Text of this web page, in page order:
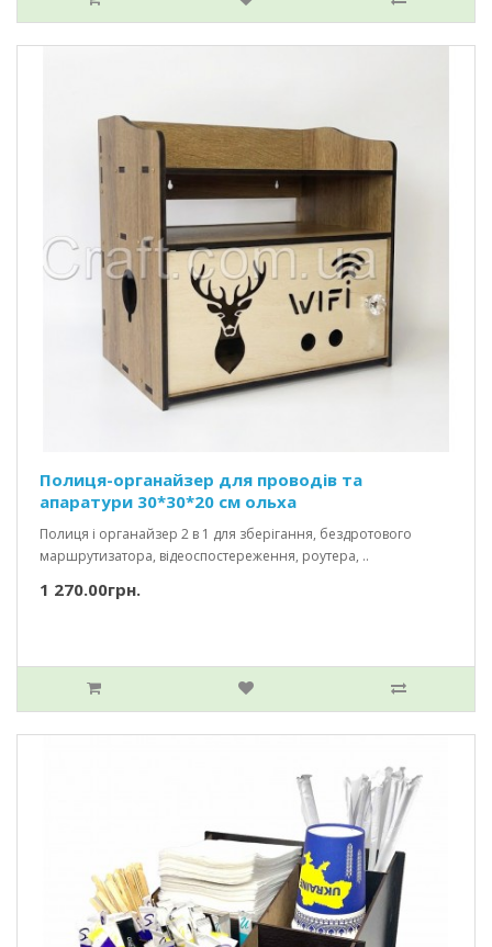
Полиця-органайзер для проводів та
апаратури 30*30*20 см ольха
Полиця і органайзер 2 в 1 для зберігання, бездротового
маршрутизатора, відеоспостереження, роутера, ..
1 270.00грн.